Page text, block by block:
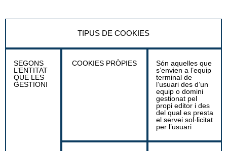
TIPUS DE COOKIES
SEGONS
L’ENTITAT
QUE LES
GESTIONI
COOKIES PRÒPIES
Són aquelles que
s’envien a l’equip
terminal de
l’usuari des d’un
equip o domini
gestionat pel
propi editor i des
del qual es presta
el servei sol·licitat
per l’usuari